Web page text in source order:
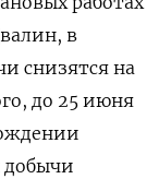
в
снизятся на
до 25 июня
добычи